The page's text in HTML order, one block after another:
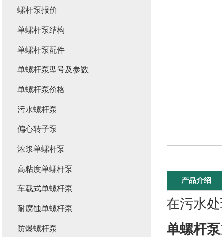
产品介绍
在污水
单螺杆泵
螺杆泵报价
单螺杆泵结构
单螺杆泵配件
单螺杆泵型号及参数
单螺杆泵价格
污水螺杆泵
偏心转子泵
浓浆单螺杆泵
高粘度单螺杆泵
车载式单螺杆泵
耐腐蚀单螺杆泵
防爆螺杆泵